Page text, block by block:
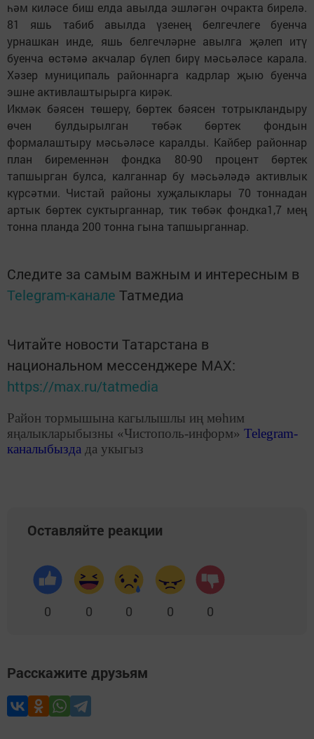
һәм киләсе биш елда авылда эшләгән очракта бирелә.
81 яшь табиб авылда үзенең белгечлеге буенча
урнашкан инде, яшь белгечләрне авылга җәлеп итү
буенча өстәмә акчалар бүлеп бирү мәсьәләсе карала.
Хәзер муниципаль районнарга кадрлар җыю буенча
эшне активлаштырырга кирәк.
Икмәк бәясен төшерү, бөртек бәясен тотрыкландыру
өчен булдырылган төбәк бөртек фондын
формалаштыру мәсьәләсе каралды. Кайбер районнар
план биременнән фондка 80-90 процент бөртек
тапшырган булса, калганнар бу мәсьәләдә активлык
күрсәтми. Чистай районы хуҗалыклары 70 тоннадан
артык бөртек суктырганнар, тик төбәк фондка1,7 мең
тонна планда 200 тонна гына тапшырганнар.
Следите за самым важным и интересным в
Telegram-канале Татмедиа
Читайте новости Татарстана в
национальном мессенджере MАХ:
https://max.ru/tatmedia
Район тормышына кагылышлы иң мөһим
яңалыкларыбызны «Чистополь-информ» Telegram-
каналыбызда да укыгыз
Оставляйте реакции
0 0 0 0 0
Расскажите друзьям